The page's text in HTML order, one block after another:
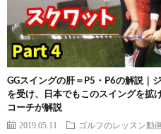
GGスイングの肝＝P5・P6の解説｜
を受け、日本でもこのスイングを拡
コーチが解説
2019.05.11 ゴルフのレッスン動